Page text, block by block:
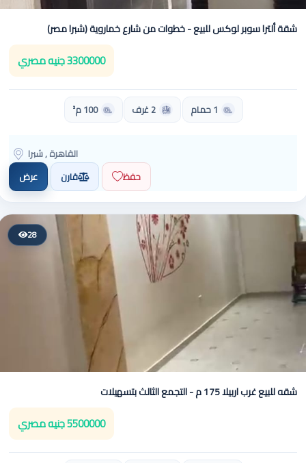
شقة ألترا سوبر لوكس للبيع - خطوات من شارع خماروية (شبرا مصر)
3300000 جنيه مصري
1 حمام 2 غرف 100 م²
القاهرة , شبرا
حفظ
قارن عرض
28
شقه للبيع غرب اربيلا 175 م - التجمع الثالث بتسهيلات
5500000 جنيه مصري